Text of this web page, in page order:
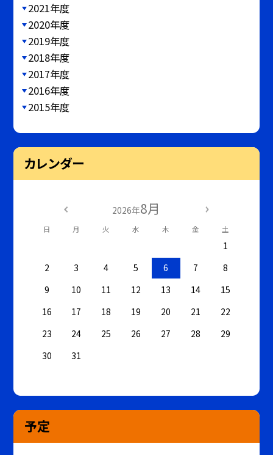
2021年度
2020年度
2019年度
2018年度
2017年度
2016年度
2015年度
カレンダー
2026年8月
日 月 火 水 木 金 土
1
2
3 4 5 6 7
8
9
10 11 12 13 14
15
16
17 18 19 20 21
22
23
24 25 26 27 28
29
30
31
予定